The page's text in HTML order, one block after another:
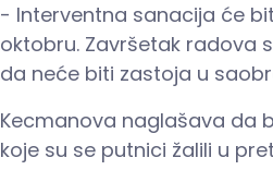
- Interventna sanacija će
oktobru. Završetak radova
da neće biti zastoja u
Kecmanova naglašava da
koje su se putnici žalili u